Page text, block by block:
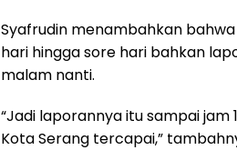
Syafrudin menambahkan
hari hingga sore hari bahkan
malam nanti.
“Jadi laporannya itu sampai
Kota Serang tercapai,”